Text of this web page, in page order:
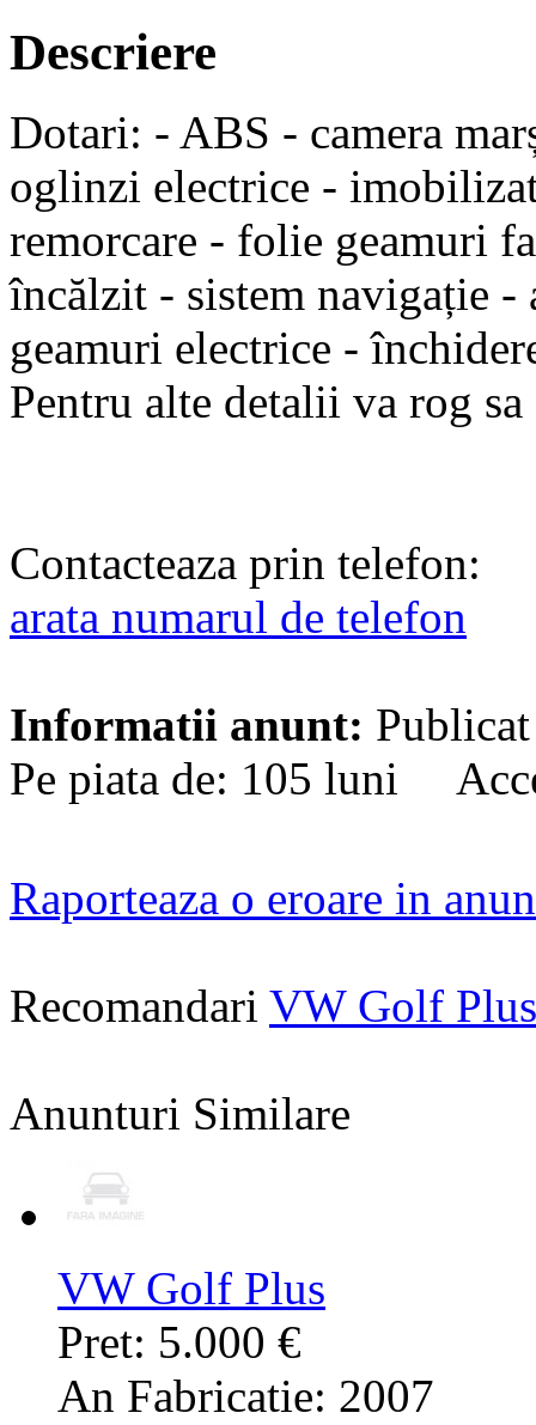
Descriere
Dotari: - ABS - camera
oglinzi electrice -
remorcare - folie geamuri
încălzit - sistem navigație
geamuri electrice -
Pentru alte detalii va rog sa
Contacteaza prin telefon:
arata numarul de telefon
Informatii anunt:
Pe piata de: 105 luni
Raporteaza o eroare in
Recomandari VW Golf
Anunturi Similare
VW Golf Plus
Pret: 5.000 €
An Fabricatie: 2007